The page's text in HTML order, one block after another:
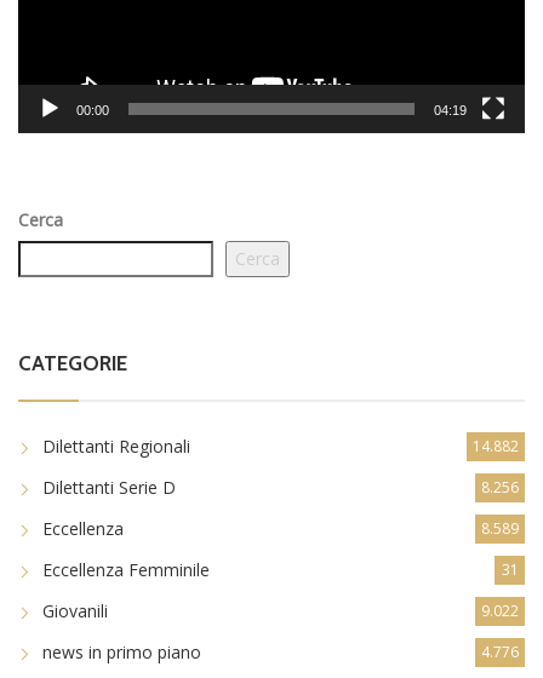
00:00 04:19
Cerca
Cerca
CATEGORIE
Dilettanti Regionali 14.882
Dilettanti Serie D 8.256
Eccellenza 8.589
Eccellenza Femminile 31
Giovanili 9.022
news in primo piano 4.776